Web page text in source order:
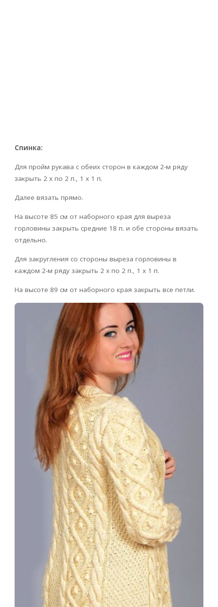
Спинка:
Для пройм рукава с обеих сторон в каждом 2-м ряду
закрыть 2 х по 2 п., 1 х 1 п.
Далее вязать прямо.
На высоте 85 см от наборного края для выреза
горловины закрыть средние 18 п. и обе стороны вязать
отдельно.
Для закругления со стороны выреза горловины в
каждом 2-м ряду закрыть 2 х по 2 п., 1 х 1 п.
На высоте 89 см от наборного края закрыть все петли.